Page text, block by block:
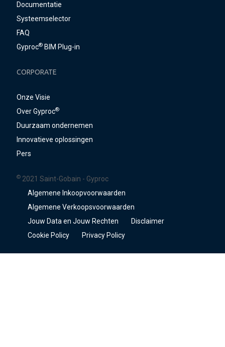
Documentatie
Systeemselector
FAQ
Gyproc® BIM Plug-in
CORPORATE
Onze Visie
Over Gyproc®
Duurzaam ondernemen
Innovatieve oplossingen
Pers
© 2021 Saint-Gobain - Gyproc
Algemene Inkoopvoorwaarden
Algemene Verkoopsvoorwaarden
Jouw Data en Jouw Rechten
Disclaimer
Cookie Policy
Privacy Policy